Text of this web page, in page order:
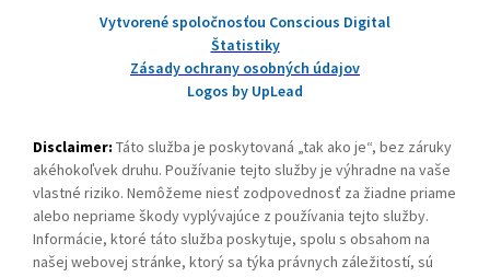
Vytvorené spoločnosťou Conscious Digital
Štatistiky
Zásady ochrany osobných údajov
Logos by UpLead
Disclaimer: Táto služba je poskytovaná „tak ako je“, bez záruky
akéhokoľvek druhu. Používanie tejto služby je výhradne na vaše
vlastné riziko. Nemôžeme niesť zodpovednosť za žiadne priame
alebo nepriame škody vyplývajúce z používania tejto služby.
Informácie, ktoré táto služba poskytuje, spolu s obsahom na
našej webovej stránke, ktorý sa týka právnych záležitostí, sú